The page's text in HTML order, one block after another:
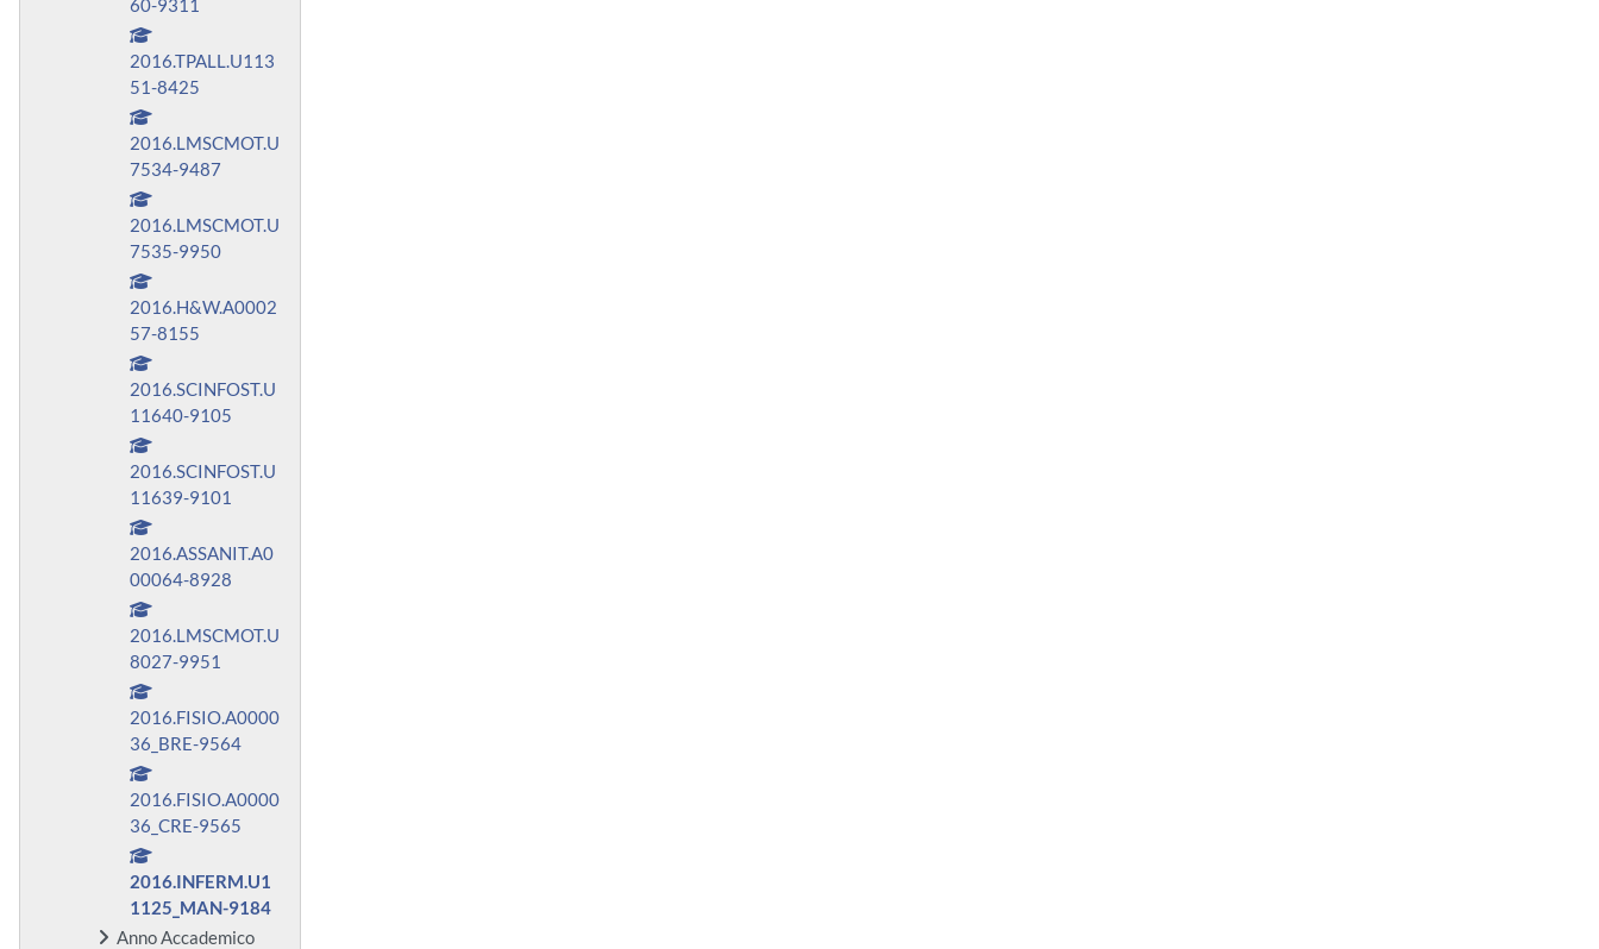
2016.TPALL.U113
51-8425
2016.LMSCMOT.U
7534-9487
2016.LMSCMOT.U
7535-9950
2016.H&W.A0002
57-8155
2016.SCINFOST.U
11640-9105
2016.SCINFOST.U
11639-9101
2016.ASSANIT.A0
00064-8928
2016.LMSCMOT.U
8027-9951
2016.FISIO.A0000
36_BRE-9564
2016.FISIO.A0000
36_CRE-9565
2016.INFERM.U1
1125_MAN-9184
Anno Accademico